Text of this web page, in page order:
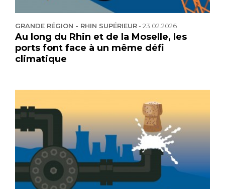
GRANDE RÉGION - RHIN SUPÉRIEUR-23.02.2026
Au long du Rhin et de la Moselle, les
ports font face à un même défi
climatique